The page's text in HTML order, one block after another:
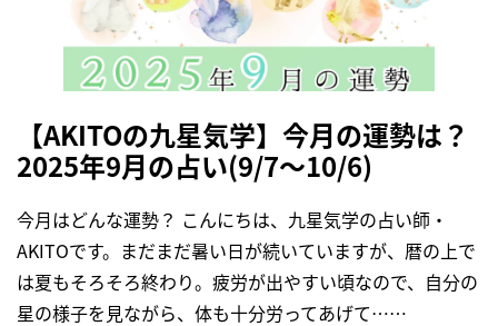
【AKITOの九星気学】今月の運勢は？
2025年9月の占い(9/7～10/6)
今月はどんな運勢？ こんにちは、九星気学の占い師・
AKITOです。まだまだ暑い日が続いていますが、暦の上で
は夏もそろそろ終わり。疲労が出やすい頃なので、自分の
星の様子を見ながら、体も十分労ってあげて……